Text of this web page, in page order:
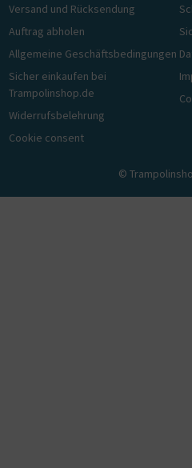
Versand und Rücksendung
Auftrag abholen
Allgemeine Geschäftsbedingungen
Sicher einkaufen bei
Trampolinshop.de
Widerrufsbelehrung
Cookie consent
©